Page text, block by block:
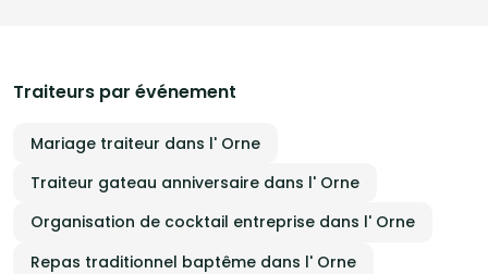
d'équipe, célébrations de départ en retraite, réunions ou tout
type d'événements d'entreprise. Chaque prestation est créée
Créez des souvenirs uniques autour d’une table qui ne se
partage et d’émotion.
Traiteurs par événement
Mariage traiteur dans l' Orne
Traiteur gateau anniversaire dans l' Orne
Organisation de cocktail entreprise dans l' Orne
Repas traditionnel baptême dans l' Orne